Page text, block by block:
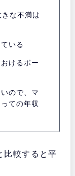
な不満は
いる
けるボー
ので、マ
ての年収
比較すると平